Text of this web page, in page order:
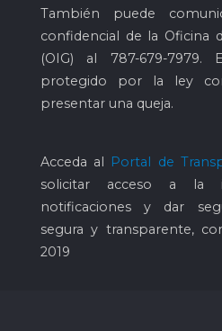
También puede
confidencial de la Oficina
(OIG) al 787-679-7979.
protegido por la ley
presentar una queja.
Acceda al Portal de
solicitar acceso a la
notificaciones y dar
segura y transparente,
2019